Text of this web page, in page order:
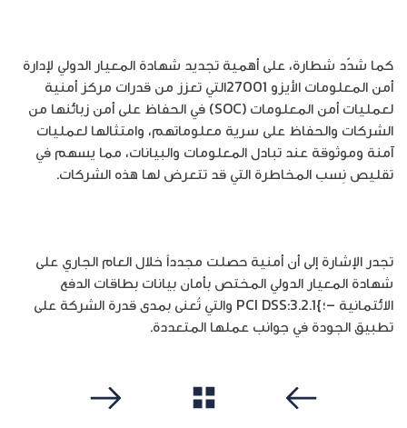
كما شدّد شطارة، على أهمية تجديد شهادة المعيار الدولي لإدارة
أمن المعلومات الأيزو 27001التي تعزز من قدرات مركز أمنية
لعمليات أمن المعلومات (SOC) في الحفاظ على أمن زبائنها من
الشركات والحفاظ على سرية معلوماتهم، وامتثالها لعمليات
آمنة وموثوقة عند تبادل المعلومات والبيانات، مما يسهم في
تقليص نِسب المخاطرة التي قد تتعرض لها هذه الشركات.
تجدر الإشارة إلى أن أمنية حصلت مجدداً خلال العام الجاري على
شهادة المعيار الدولي المختص بأمان بيانات بطاقات الدفع
الائتمانية –؛}PCI DSS:3.2.1 والتي تُعنى بمدى قدرة الشركة على
تطبيق الجودة في جوانب عملها المتعددة.